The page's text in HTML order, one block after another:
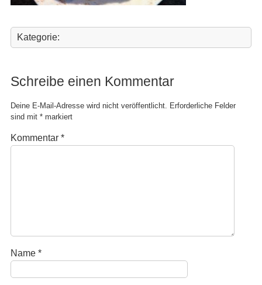
Kategorie:
Schreibe einen Kommentar
Deine E-Mail-Adresse wird nicht veröffentlicht. Erforderliche Felder
sind mit *markiert
Kommentar *
Name *